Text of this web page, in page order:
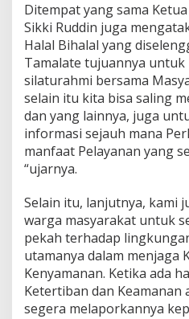
Ditempat yang sama
Sikki Ruddin juga
Halal Bihalal yang
Tamalate tujuannya
silaturahmi bersama
selain itu kita bisa saling
dan yang lainnya, juga
informasi sejauh mana
manfaat Pelayanan yang
“ujarnya.
Selain itu, lanjutnya, kami
warga masyarakat untuk
pekah terhadap
utamanya dalam menjaga
Kenyamanan. Ketika ada
Ketertiban dan
segera melaporkannya